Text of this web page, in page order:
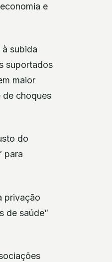
e
subida
suportados
maior
de choques
do
para
privação
de saúde”